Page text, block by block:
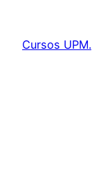
Cursos UPM.